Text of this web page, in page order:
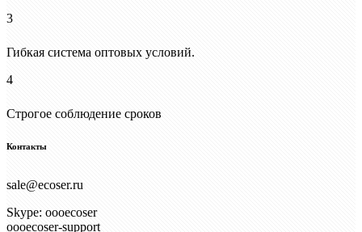
3
Гибкая система оптовых условий.
4
Строгое соблюдение сроков
Контакты
sale@ecoser.ru
Skype: oooecoser
oooecoser-support